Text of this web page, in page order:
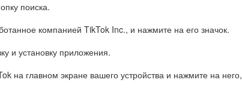
поиска.
компанией TikTok Inc., и нажмите на его значок.
и установку приложения.
на главном экране вашего устройства и нажмите на него,